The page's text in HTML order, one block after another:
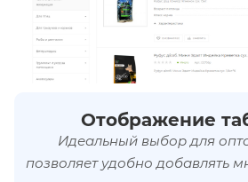
Отображение
Идеальный выбор для
позволяет удобно добавлять